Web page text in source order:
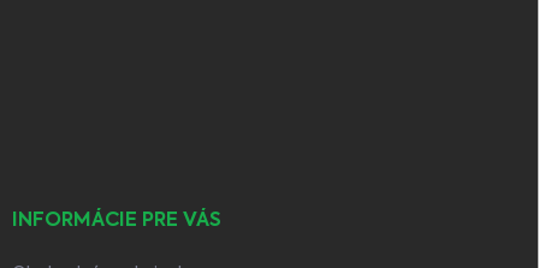
INFORMÁCIE PRE VÁS